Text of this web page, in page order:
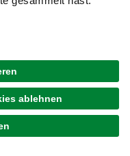
inspirieren
Hochlehner aus?
für Hochlehner-
und in
Die